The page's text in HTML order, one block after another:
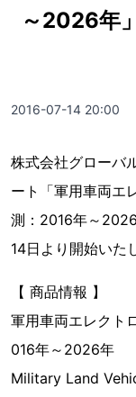
～2026年
2016-07-14 20:00
株式会社グローバ
ート「軍用車両エ
測：2016年～
14日より開始いた
【 商品情報 】
軍用車両エレクト
016年～2026年
Military Land